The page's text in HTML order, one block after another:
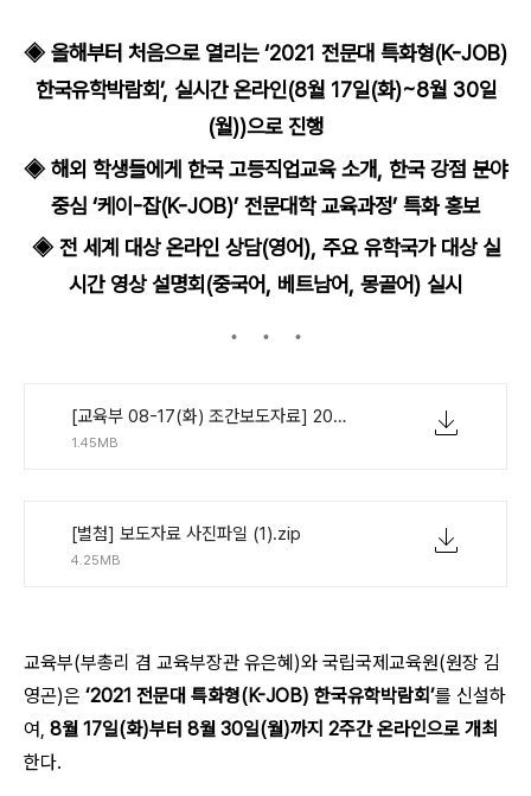
◈ 올해부터 처음으로 열리는 ‘2021 전문대 특화형(K-JOB)
한국유학박람회’, 실시간 온라인(8월 17일(화)~8월 30일
(월))으로 진행
◈ 해외 학생들에게 한국 고등직업교육 소개, 한국 강점 분야
중심 ‘케이-잡(K-JOB)’ 전문대학 교육과정’ 특화 홍보
◈ 전 세계 대상 온라인 상담(영어), 주요 유학국가 대상 실
시간 영상 설명회(중국어, 베트남어, 몽골어) 실시
[교육부 08-17(화) 조간보도자료] 2021 전문대 특화형 한국유학박람회 개최 (1).pdf
1.45MB
[별첨] 보도자료 사진파일 (1).zip
4.25MB
교육부(부총리 겸 교육부장관 유은혜)와 국립국제교육원(원장 김
영곤)은 ‘2021 전문대 특화형(K-JOB) 한국유학박람회’를 신설하
여, 8월 17일(화)부터 8월 30일(월)까지 2주간 온라인으로 개최
한다.